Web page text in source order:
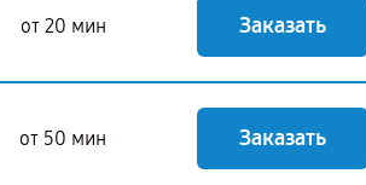
от 20 мин Заказать
от 50 мин Заказать